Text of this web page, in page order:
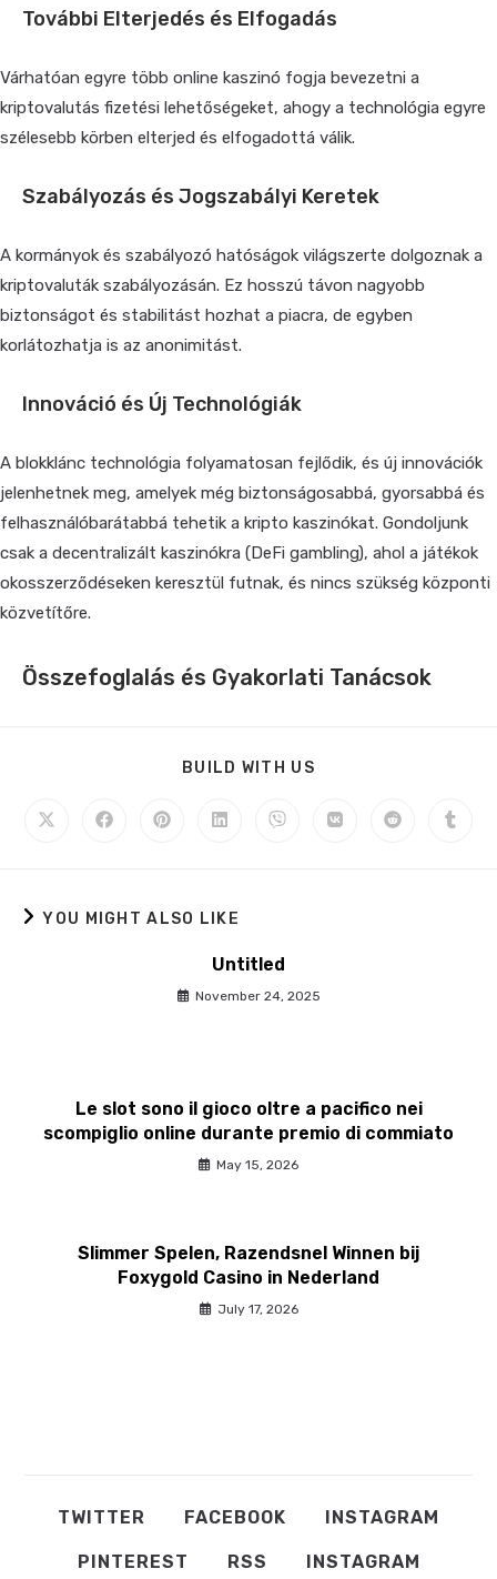
További Elterjedés és Elfogadás
Várhatóan egyre több online kaszinó fogja bevezetni a
kriptovalutás fizetési lehetőségeket, ahogy a technológia egyre
szélesebb körben elterjed és elfogadottá válik.
Szabályozás és Jogszabályi Keretek
A kormányok és szabályozó hatóságok világszerte dolgoznak a
kriptovaluták szabályozásán. Ez hosszú távon nagyobb
biztonságot és stabilitást hozhat a piacra, de egyben
korlátozhatja is az anonimitást.
Innováció és Új Technológiák
A blokklánc technológia folyamatosan fejlődik, és új innovációk
jelenhetnek meg, amelyek még biztonságosabbá, gyorsabbá és
felhasználóbarátabbá tehetik a kripto kaszinókat. Gondoljunk
csak a decentralizált kaszinókra (DeFi gambling), ahol a játékok
okosszerződéseken keresztül futnak, és nincs szükség központi
közvetítőre.
Összefoglalás és Gyakorlati Tanácsok
BUILD WITH US
YOU MIGHT ALSO LIKE
Untitled
November 24, 2025
Le slot sono il gioco oltre a pacifico nei
scompiglio online durante premio di commiato
May 15, 2026
Slimmer Spelen, Razendsnel Winnen bij
Foxygold Casino in Nederland
July 17, 2026
TWITTER FACEBOOK INSTAGRAM
PINTEREST RSS INSTAGRAM